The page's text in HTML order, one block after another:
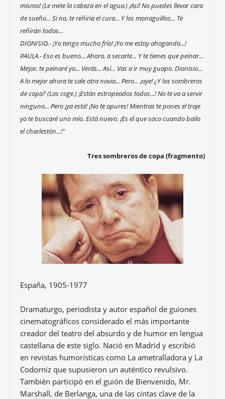
mismo! (Le mete la cabeza en el agua.) ¡Así! No puedes llevar cara
de sueño... Si no, te reñiría el cura... Y los monaguillos... Te
reñirán todos...
DIONISIO.- ¡Yo tengo mucho frío! ¡Yo me estoy ahogando...!
PAULA.- Eso es bueno... Ahora, a secarte... Y te tienes que peinar...
Mejor, te peinaré yo... Verás... Así... Vas a ir muy guapo. Dionisio...
A lo mejor ahora te sale otra novia... Pero... ¡oye! ¿Y los sombreros
de copa? (Los coge.) ¡Están estropeados todos...! No te va a servir
ninguno... Pero ¡ya está! ¡No te apures! Mientras te pones el traje
yo te buscaré uno mío. Está nuevo. ¡Es el que saco cuando bailo
el charlestón...!"
Tres sombreros de copa (fragmento)
España, 1905-1977
Dramaturgo, periodista y autor español de guiones
cinematográficos considerado el más importante
creador del teatro del absurdo y de humor en lengua
castellana de este siglo. Nació en Madrid y escribió
en revistas humorísticas como La ametralladora y La
Codorniz que supusieron un auténtico revulsivo.
También participó en el guión de Bienvenido, Mr.
Marshall, de Berlanga, una de las cintas clave de la